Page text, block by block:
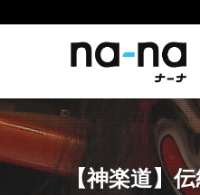
【神楽道】